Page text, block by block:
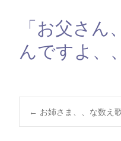
「お父さん
んですよ、
Post
← お姉さま、、な数え